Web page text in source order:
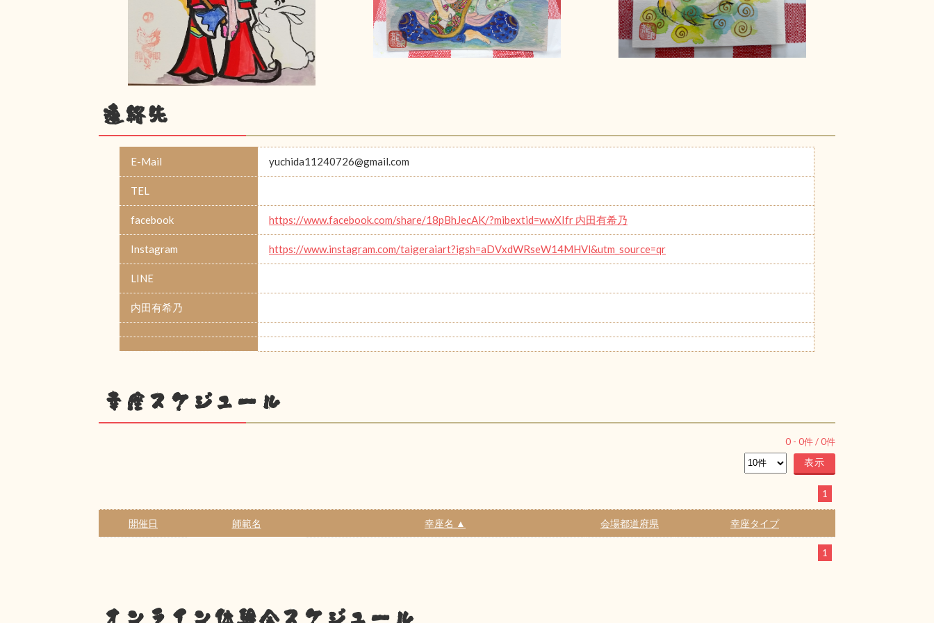
連絡先
E-Mail yuchida11240726@gmail.com
TEL
facebook https://www.facebook.com/share/18pBhJecAK/?mibextid=wwXIfr 内田有希乃
Instagram https://www.instagram.com/taigeraiart?igsh=aDVxdWRseW14MHVl&utm_source=qr
LINE
内田有希乃
幸座スケジュール
0 - 0件 /0件
1
開催日 師範名 幸座名 ▲ 会場都道府県 幸座タイプ
1
オンライン体験会スケジュール